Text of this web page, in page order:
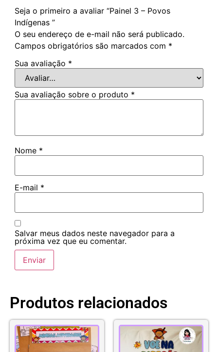
Seja o primeiro a avaliar “Painel 3 – Povos
Indígenas ”
O seu endereço de e-mail não será publicado.
Campos obrigatórios são marcados com *
Sua avaliação *
Sua avaliação sobre o produto *
Nome *
E-mail *
Salvar meus dados neste navegador para a
próxima vez que eu comentar.
Produtos relacionados